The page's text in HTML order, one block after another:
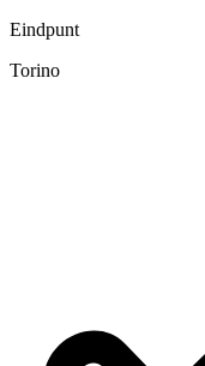
Eindpunt
Torino